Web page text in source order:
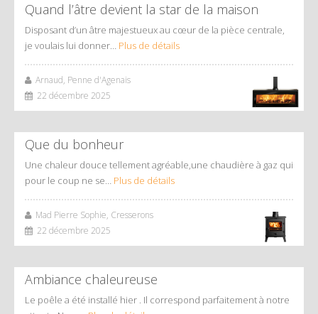
Quand l’âtre devient la star de la maison
Disposant d’un âtre majestueux au cœur de la pièce centrale,
je voulais lui donner… Plus de détails
Arnaud, Penne d'Agenais
22 décembre 2025
Que du bonheur
Une chaleur douce tellement agréable,une chaudière à gaz qui
pour le coup ne se… Plus de détails
Mad Pierre Sophie, Cresserons
22 décembre 2025
Ambiance chaleureuse
Le poêle a été installé hier . Il correspond parfaitement à notre